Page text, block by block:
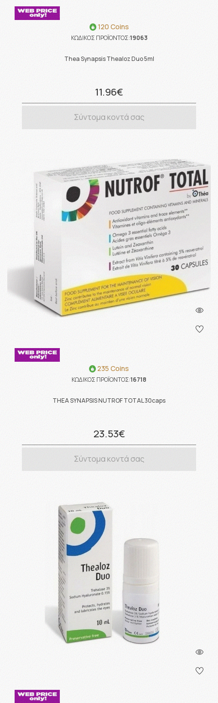
120 Coins
ΚΩΔΙΚΟΣ ΠΡΟΪΟΝΤΟΣ:19063
Thea Synapsis Thealoz Duo 5ml
11.96€
Σύντομα κοντά σας
235 Coins
ΚΩΔΙΚΟΣ ΠΡΟΪΟΝΤΟΣ:16718
THEA SYNAPSIS NUTROF TOTAL 30caps
23.53€
Σύντομα κοντά σας